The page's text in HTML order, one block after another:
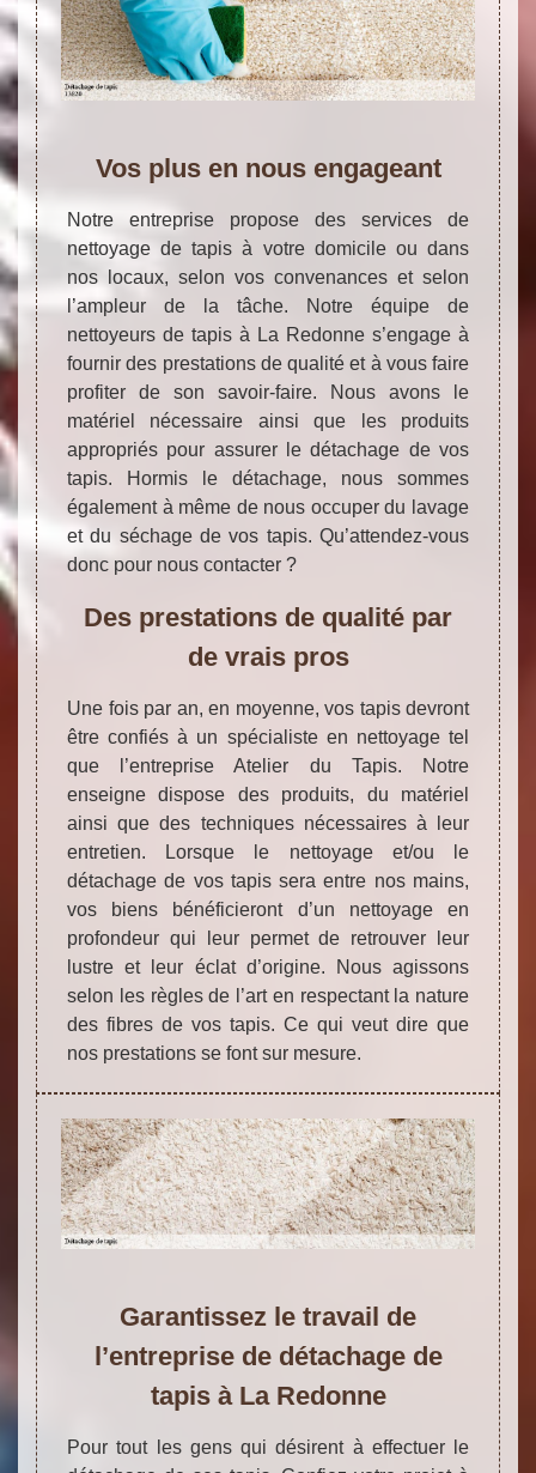
Vos plus en nous engageant
Notre entreprise propose des services de
nettoyage de tapis à votre domicile ou dans
nos locaux, selon vos convenances et selon
l’ampleur de la tâche. Notre équipe de
nettoyeurs de tapis à La Redonne s’engage à
fournir des prestations de qualité et à vous faire
profiter de son savoir-faire. Nous avons le
matériel nécessaire ainsi que les produits
appropriés pour assurer le détachage de vos
tapis. Hormis le détachage, nous sommes
également à même de nous occuper du lavage
et du séchage de vos tapis. Qu’attendez-vous
donc pour nous contacter ?
Des prestations de qualité par
de vrais pros
Une fois par an, en moyenne, vos tapis devront
être confiés à un spécialiste en nettoyage tel
que l’entreprise Atelier du Tapis. Notre
enseigne dispose des produits, du matériel
ainsi que des techniques nécessaires à leur
entretien. Lorsque le nettoyage et/ou le
détachage de vos tapis sera entre nos mains,
vos biens bénéficieront d’un nettoyage en
profondeur qui leur permet de retrouver leur
lustre et leur éclat d’origine. Nous agissons
selon les règles de l’art en respectant la nature
des fibres de vos tapis. Ce qui veut dire que
nos prestations se font sur mesure.
Garantissez le travail de
l’entreprise de détachage de
tapis à La Redonne
Pour tout les gens qui désirent à effectuer le